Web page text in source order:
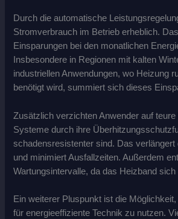
Durch die automatische
Stromverbrauch im Betrieb erheblich.
Einsparungen bei den monatlichen
Insbesondere in Regionen mit kalten
industriellen Anwendungen, wo Heizung
benötigt wird, summiert sich dieses
Zusätzlich verzichten Anwender auf
Systeme durch ihre
schadensresistenter sind. Das verlängert
und minimiert Ausfallzeiten. Außerdem
Wartungsintervalle, da das Heizband
Ein weiterer Pluspunkt ist die
für energieeffiziente Technik zu nutzen.